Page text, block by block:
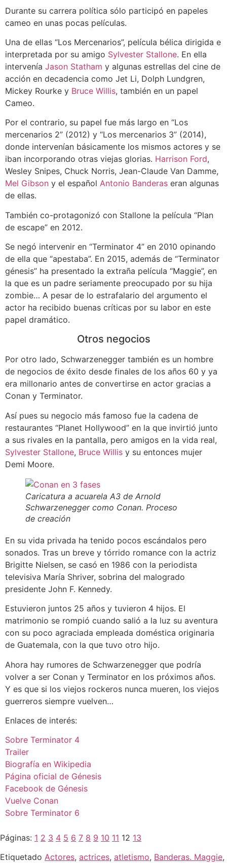
Durante su carrera política sólo participó en papeles
cameo en unas pocas películas.
Una de ellas “Los Mercenarios”, película bélica dirigida e
interpretada por su amigo Sylvester Stallone. En ella
intervenía Jason Statham y algunas estrellas del cine de
acción en decadencia como Jet Li, Dolph Lundgren,
Mickey Rourke y Bruce Willis, también en un papel
Cameo.
Por el contrario, su papel fue más largo en “Los
mercenarios 2” (2012) y “Los mercenarios 3” (2014),
donde intervenían básicamente los mismos actores y se
iban incorporando otras viejas glorias. Harrison Ford,
Wesley Snipes, Chuck Norris, Jean-Claude Van Damme,
Mel Gibson y el español Antonio Banderas eran algunas
de ellas.
También co-protagonizó con Stallone la película “Plan
de escape” en 2012.
Se negó intervenir en “Terminator 4” en 2010 opinando
de ella que “apestaba”. En 2015, además de “Terminator
génesis” ha presentado la extraña película “Maggie”, en
la que es un padre seriamente preocupado por su hija
zombie… A pesar de lo estrafalario del argumento el
actor ha recibido buenas críticas por su labor en este
papel dramático.
Otros negocios
Por otro lado, Schwarzenegger también es un hombre
de negocios de éxito desde finales de los años 60 y ya
era millonario antes de convertirse en actor gracias a
Conan y Terminator.
Así pues su negocio más famoso fue la cadena de
restaurantes “Planet Hollywood” en la que invirtió junto
a sus rivales en la pantalla, pero amigos en la vida real,
Sylvester Stallone, Bruce Willis y su entonces mujer
Demi Moore.
Caricatura a acuarela A3 de Arnold
Schwarzenegger como Conan. Proceso
de creación
En su vida privada ha tenido pocos escándalos pero
sonados. Tras un breve y tórrido romance con la actriz
Brigitte Nielsen, se casó en 1986 con la periodista
televisiva María Shriver, sobrina del malogrado
presidente John F. Kennedy.
Estuvieron juntos 25 años y tuvieron 4 hijos. El
matrimonio se rompió cuando salió a la luz su aventura
con su poco agraciada empleada doméstica originaria
de Guatemala, con la que tuvo otro hijo.
Ahora hay rumores de Schwarzenegger que podría
volver a ser Conan y Terminator en los próximos años.
Y es que si los viejos rockeros nunca mueren, los viejos
guerreros siempre vuelven…
Enlaces de interés:
Sobre Terminator 4
Trailer
Biografía en Wikipedia
Página oficial de Génesis
Facebook de Génesis
Vuelve Conan
Sobre Terminator 6
Páginas: 1 2 3 4 5 6 7 8 9 10 11 12 13
Etiquetado Actores, actrices, atletismo, Banderas. Maggie,